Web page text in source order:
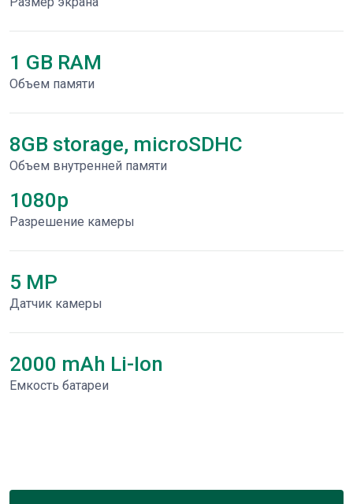
1 GB RAM
Объем памяти
8GB storage, microSDHC
Объем внутренней памяти
1080p
Разрешение камеры
5 MP
Датчик камеры
2000 mAh Li-Ion
Емкость батареи